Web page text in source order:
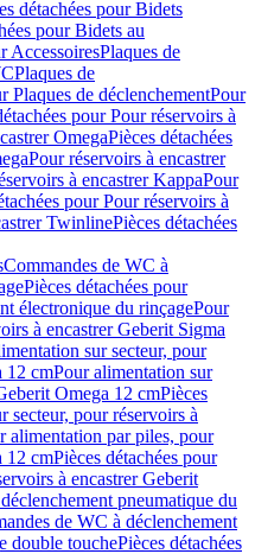
détachées pour Bidets
pour Bidets au
AccessoiresPlaques de
Plaques de
Plaques de déclenchementPour
pour Pour réservoirs à
OmegaPièces détachées
Pour réservoirs à encastrer
à encastrer KappaPour
pour Pour réservoirs à
TwinlinePièces détachées
Commandes de WC à
Pièces détachées pour
électronique du rinçagePour
à encastrer Geberit Sigma
sur secteur, pour
12 cmPour alimentation sur
Omega 12 cmPièces
secteur, pour réservoirs à
alimentation par piles, pour
12 cmPièces détachées pour
à encastrer Geberit
pneumatique du
de WC à déclenchement
double touchePièces détachées